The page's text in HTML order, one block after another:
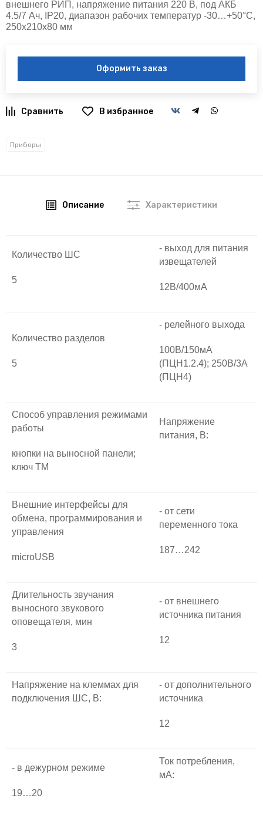
внешнего РИП, напряжение питания 220 В, под АКБ
4.5/7 Ач, IP20, диапазон рабочих температур -30…+50°С,
250х210х80 мм
Оформить заказ
В избранное
Приборы
Описание Характеристики
Количество ШС
5
- выход для питания
извещателей
12В/400мА
Количество разделов
5
- релейного выхода
100В/150мА
(ПЦН1.2.4); 250В/3А
(ПЦН4)
Способ управления режимами
работы
кнопки на выносной панели;
ключ ТМ
Напряжение
питания, B:
Внешние интерфейсы для
обмена, программирования и
управления
microUSB
- от сети
переменного тока
187…242
Длительность звучания
выносного звукового
оповещателя, мин
3
- от внешнего
источника питания
12
Напряжение на клеммах для
подключения ШС, В:
- от дополнительного
источника
12
- в дежурном режиме
19…20
Ток потребления,
мА: